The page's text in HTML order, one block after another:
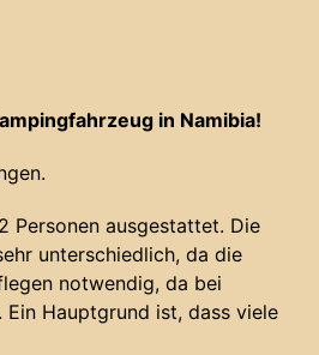
in Namibia!
Personen ausgestattet. Die
unterschiedlich, da die
notwendig, da bei
Ein Hauptgrund ist, dass viele